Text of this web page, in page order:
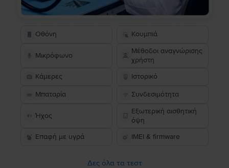
Οθόνη Κουμπιά
Μικρόφωνο
Μέθοδοι αναγνώρισης
χρήστη
Κάμερες
Ιστορικό
Μπαταρία Συνδεσιμότητα
Ήχος
Εξωτερική αισθητική
όψη
Επαφή με υγρά
IMEI & firmware
Δες όλα τα τεστ